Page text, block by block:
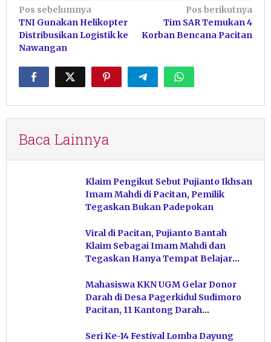
Navigasi
pos
Pos sebelumnya
TNI Gunakan Helikopter
Distribusikan Logistik ke
Nawangan
Pos berikutnya
Tim SAR Temukan 4
Korban Bencana Pacitan
Baca Lainnya
Klaim Pengikut Sebut Pujianto Ikhsan
Imam Mahdi di Pacitan, Pemilik
Tegaskan Bukan Padepokan
Viral di Pacitan, Pujianto Bantah
Klaim Sebagai Imam Mahdi dan
Tegaskan Hanya Tempat Belajar
Mahasiswa KKN UGM Gelar Donor
Darah di Desa Pagerkidul Sudimoro
Pacitan, 11 Kantong Darah
Seri Ke-14 Festival Lomba Dayung